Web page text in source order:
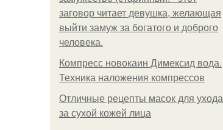
заговор читает девушка, желающая
выйти замуж за богатого и доброго
человека.
Компресс новокаин Димексид вода.
Техника наложения компрессов
Отличные рецепты масок для ухода
за сухой кожей лица